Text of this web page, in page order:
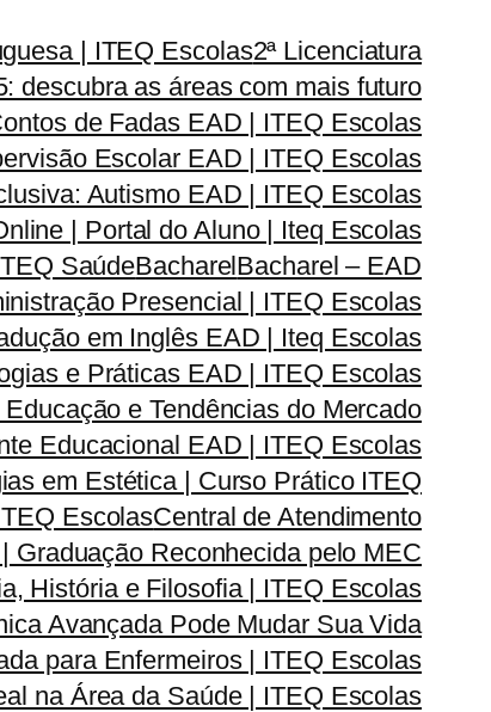
| ITEQ Escolas2ª Licenciatura
descubra as áreas com mais futuro
de Fadas EAD | ITEQ Escolas
Escolar EAD | ITEQ Escolas
Autismo EAD | ITEQ Escolas
| Portal do Aluno | Iteq Escolas
SaúdeBacharelBacharel – EAD
Presencial | ITEQ Escolas
em Inglês EAD | Iteq Escolas
e Práticas EAD | ITEQ Escolas
e Tendências do Mercado
Educacional EAD | ITEQ Escolas
em Estética | Curso Prático ITEQ
EscolasCentral de Atendimento
Graduação Reconhecida pelo MEC
História e Filosofia | ITEQ Escolas
Avançada Pode Mudar Sua Vida
para Enfermeiros | ITEQ Escolas
na Área da Saúde | ITEQ Escolas